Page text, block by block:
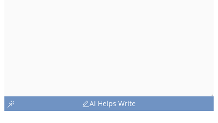
AI Helps Write